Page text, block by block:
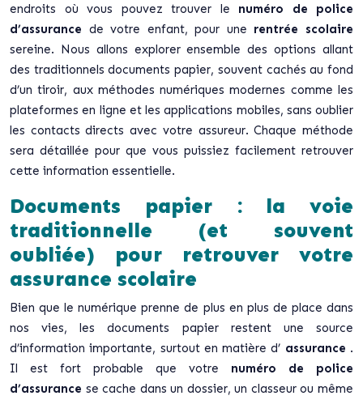
endroits où vous pouvez trouver le numéro de police
d’assurance de votre enfant, pour une rentrée scolaire
sereine. Nous allons explorer ensemble des options allant
des traditionnels documents papier, souvent cachés au fond
d’un tiroir, aux méthodes numériques modernes comme les
plateformes en ligne et les applications mobiles, sans oublier
les contacts directs avec votre assureur. Chaque méthode
sera détaillée pour que vous puissiez facilement retrouver
cette information essentielle.
Documents papier : la voie
traditionnelle (et souvent
oubliée) pour retrouver votre
assurance scolaire
Bien que le numérique prenne de plus en plus de place dans
nos vies, les documents papier restent une source
d’information importante, surtout en matière d’ assurance .
Il est fort probable que votre numéro de police
d’assurance se cache dans un dossier, un classeur ou même